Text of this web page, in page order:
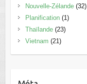
Nouvelle-Zélande(32)
Planification(1)
Thaïlande(23)
Vietnam (21)